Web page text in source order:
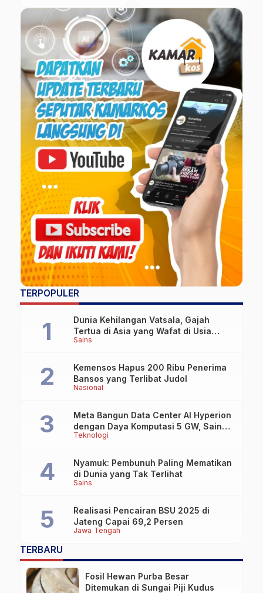
Karanganyar
TERPOPULER
Sains
Dunia Kehilangan Vatsala, Gajah
Tertua di Asia yang Wafat di Usia
Lebih dari 100 Tahun
Nasional
Kemensos Hapus 200 Ribu Penerima
Bansos yang Terlibat Judol
Teknologi
Meta Bangun Data Center AI Hyperion
dengan Daya Komputasi 5 GW, Saingi
OpenAI dan Google
Sains
Nyamuk: Pembunuh Paling Mematikan
di Dunia yang Tak Terlihat
Jawa Tengah
Realisasi Pencairan BSU 2025 di
Jateng Capai 69,2 Persen
TERBARU
Fosil Hewan Purba Besar
Ditemukan di Sungai Piji Kudus